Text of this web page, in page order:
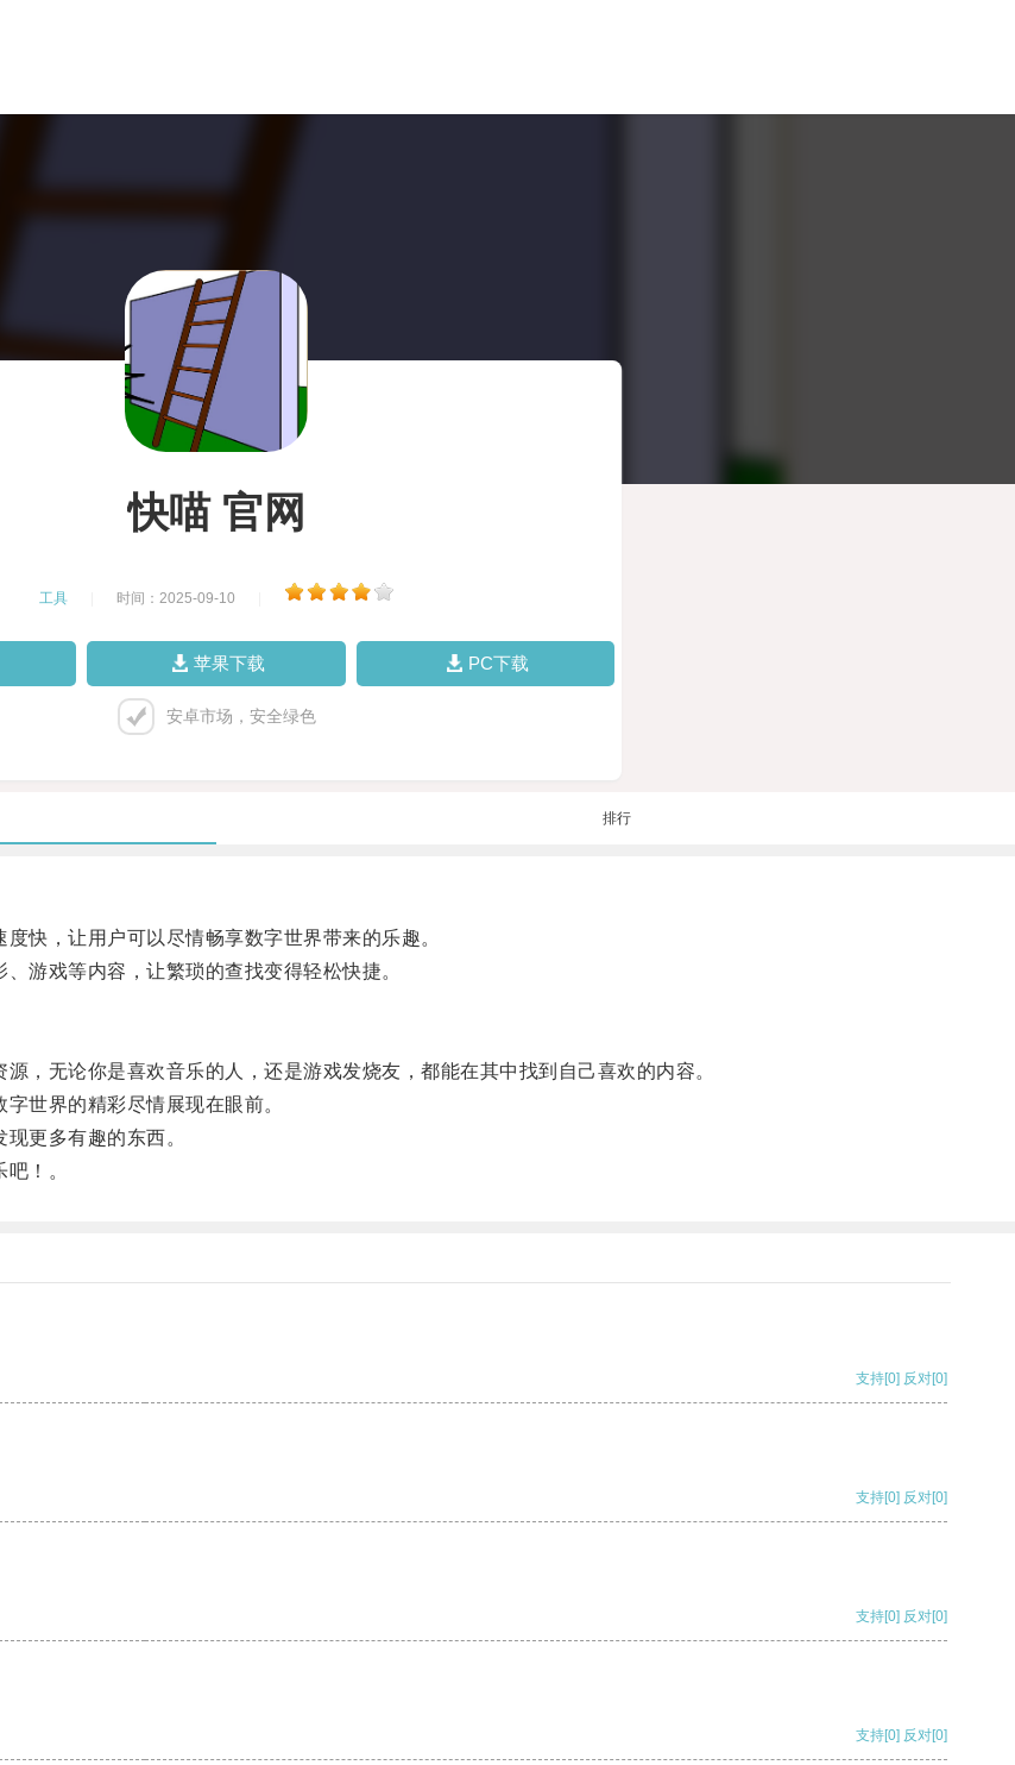
快喵 官网
工具 时间：2025-09-10
苹果下载 PC下载
安卓市场，安全绿色
排行
，让用户可以尽情畅享数字世界带来的乐趣。
戏等内容，让繁琐的查找变得轻松快捷。
无论你是喜欢音乐的人，还是游戏发烧友，都能在其中找到自己喜欢的内容。
世界的精彩尽情展现在眼前。
更多有趣的东西。
！。
支持[0] 反对[0]
支持[0] 反对[0]
支持[0] 反对[0]
支持[0] 反对[0]